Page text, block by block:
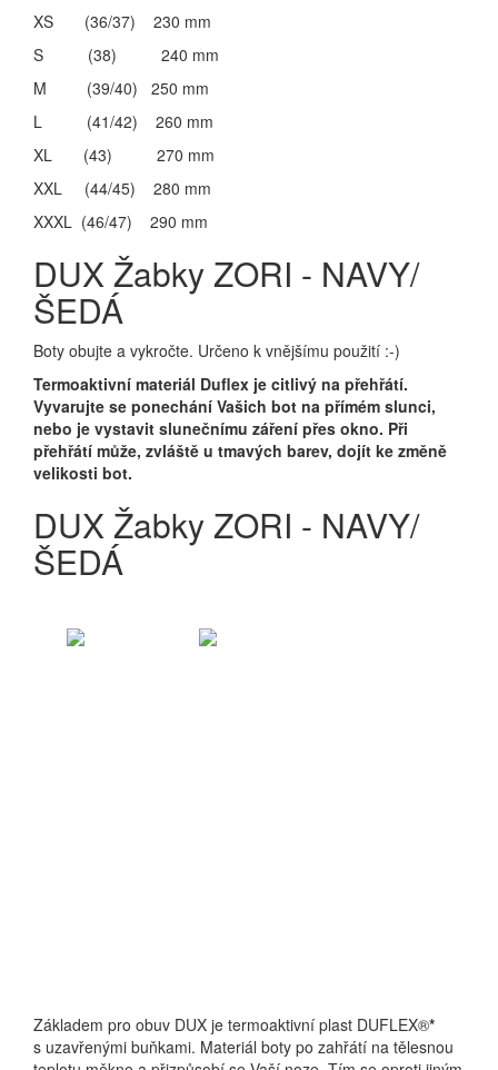
XS (36/37) 230 mm
S (38) 240 mm
M (39/40) 250 mm
L (41/42) 260 mm
XL (43) 270 mm
XXL (44/45) 280 mm
XXXL (46/47) 290 mm
DUX Žabky ZORI - NAVY/
ŠEDÁ
Boty obujte a vykročte. Určeno k vnějšímu použití :-)
Termoaktivní materiál Duflex je citlivý na přehřátí.
Vyvarujte se ponechání Vašich bot na přímém slunci,
nebo je vystavit slunečnímu záření přes okno. Při
přehřátí může, zvláště u tmavých barev, dojít ke změně
velikosti bot.
DUX Žabky ZORI - NAVY/
ŠEDÁ
Základem pro obuv DUX je termoaktivní plast DUFLEX®*
s uzavřenými buňkami. Materiál boty po zahřátí na tělesnou